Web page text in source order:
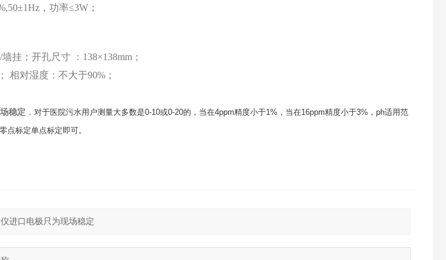
，功率≤3W；
/墙挂 ；开孔尺寸 ：138×138mm；
相对湿度：不大于90%；
稳定 ， 对于医院污水用户测量大多数是0-10或0-20的，当在4ppm精度小于1%，当在16ppm精度小于3%，ph适用范
点标定单点标定即可。